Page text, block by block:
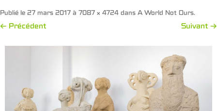
Publié le 27 mars 2017 à 7087 × 4724 dans A World Not Ours.
← Précédent Suivant →